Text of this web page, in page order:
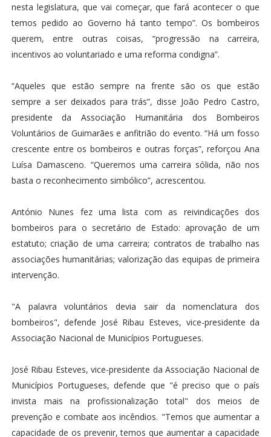
nesta legislatura, que vai começar, que fará acontecer o que
temos pedido ao Governo há tanto tempo”. Os bombeiros
querem, entre outras coisas, “progressão na carreira,
incentivos ao voluntariado e uma reforma condigna”.
“Aqueles que estão sempre na frente são os que estão
sempre a ser deixados para trás”, disse João Pedro Castro,
presidente da Associação Humanitária dos Bombeiros
Voluntários de Guimarães e anfitrião do evento. “Há um fosso
crescente entre os bombeiros e outras forças”, reforçou Ana
Luísa Damasceno. “Queremos uma carreira sólida, não nos
basta o reconhecimento simbólico”, acrescentou.
António Nunes fez uma lista com as reivindicações dos
bombeiros para o secretário de Estado: aprovação de um
estatuto; criação de uma carreira; contratos de trabalho nas
associações humanitárias; valorização das equipas de primeira
intervenção.
"A palavra voluntários devia sair da nomenclatura dos
bombeiros", defende José Ribau Esteves, vice-presidente da
Associação Nacional de Municípios Portugueses.
José Ribau Esteves, vice-presidente da Associação Nacional de
Municípios Portugueses, defende que "é preciso que o país
invista mais na profissionalização total" dos meios de
prevenção e combate aos incêndios. "Temos que aumentar a
capacidade de os prevenir, temos que aumentar a capacidade